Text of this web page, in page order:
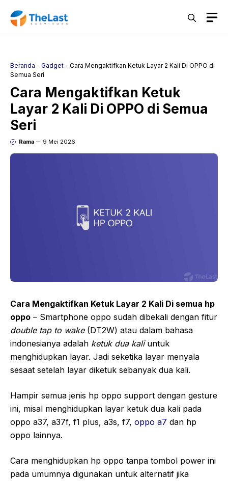
Beranda - Gadget - Cara Mengaktifkan Ketuk Layar 2 Kali Di OPPO di
Semua Seri
Cara Mengaktifkan Ketuk
Layar 2 Kali Di OPPO di Semua
Seri
Rama 9 Mei 2026
Cara Mengaktifkan Ketuk Layar 2 Kali Di semua hp
oppo – Smartphone oppo sudah dibekali dengan fitur
double tap to wake(DT2W) atau dalam bahasa
indonesianya adalah ketuk dua kaliuntuk
menghidupkan layar. Jadi seketika layar menyala
sesaat setelah layar diketuk sebanyak dua kali.
Hampir semua jenis hp oppo support dengan gesture
ini, misal menghidupkan layar ketuk dua kali pada
oppo a37, a37f, f1 plus, a3s, f7, oppo a7 dan hp
oppo lainnya.
Cara menghidupkan hp oppo tanpa tombol power ini
pada umumnya digunakan untuk alternatif jika